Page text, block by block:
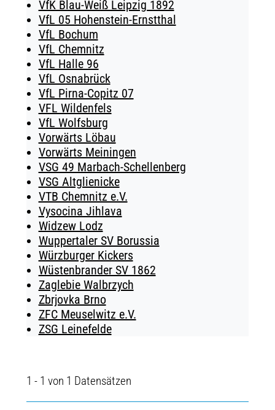
VfK Blau-Weiß Leipzig 1892
VfL 05 Hohenstein-Ernstthal
VfL Bochum
VfL Chemnitz
VfL Halle 96
VfL Osnabrück
VfL Pirna-Copitz 07
VFL Wildenfels
VfL Wolfsburg
Vorwärts Löbau
Vorwärts Meiningen
VSG 49 Marbach-Schellenberg
VSG Altglienicke
VTB Chemnitz e.V.
Vysocina Jihlava
Widzew Lodz
Wuppertaler SV Borussia
Würzburger Kickers
Wüstenbrander SV 1862
Zaglebie Walbrzych
Zbrjovka Brno
ZFC Meuselwitz e.V.
ZSG Leinefelde
1 - 1 von 1 Datensätzen